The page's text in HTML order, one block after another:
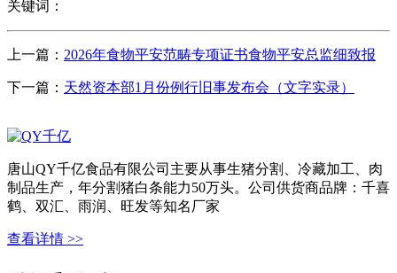
关键词：
上一篇： 2026年食物平安范畴专项证书食物平安总监细致报
下一篇： 天然资本部1月份例行旧事发布会（文字实录）
唐山QY千亿食品有限公司主要从事生猪分割、冷藏加工、肉
制品生产，年分割猪白条能力50万头。公司供货商品牌：千喜
鹤、双汇、雨润、旺发等知名厂家
查看详情 >>